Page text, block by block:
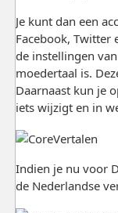
Je kunt dan een
Facebook, Twitter
de instellingen
moedertaal is.
Daarnaast kun je
iets wijzigt en in
Indien je nu voor
de Nederlandse